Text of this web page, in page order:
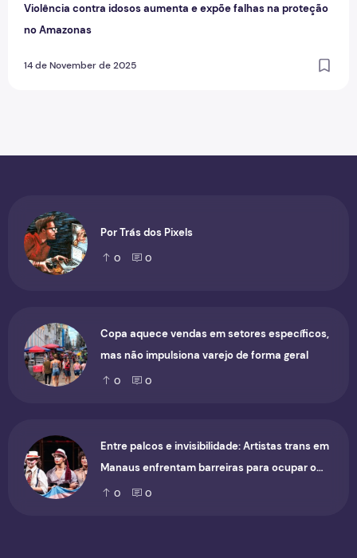
Violência contra idosos aumenta e expõe falhas na proteção
no Amazonas
14 de November de 2025
Por Trás dos Pixels
0 0
Copa aquece vendas em setores específicos,
mas não impulsiona varejo de forma geral
0 0
Entre palcos e invisibilidade: Artistas trans em
Manaus enfrentam barreiras para ocupar o
cenário cultural
0 0